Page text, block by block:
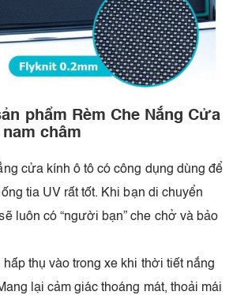
phẩm Rèm Che Nắng Cửa
châm
cửa kính ô tô có công dụng dùng để
tia UV rất tốt. Khi bạn di chuyển
luôn có “người bạn” che chở và bảo
hấp thụ vào trong xe khi thời tiết nắng
lại cảm giác thoáng mát, thoải mái